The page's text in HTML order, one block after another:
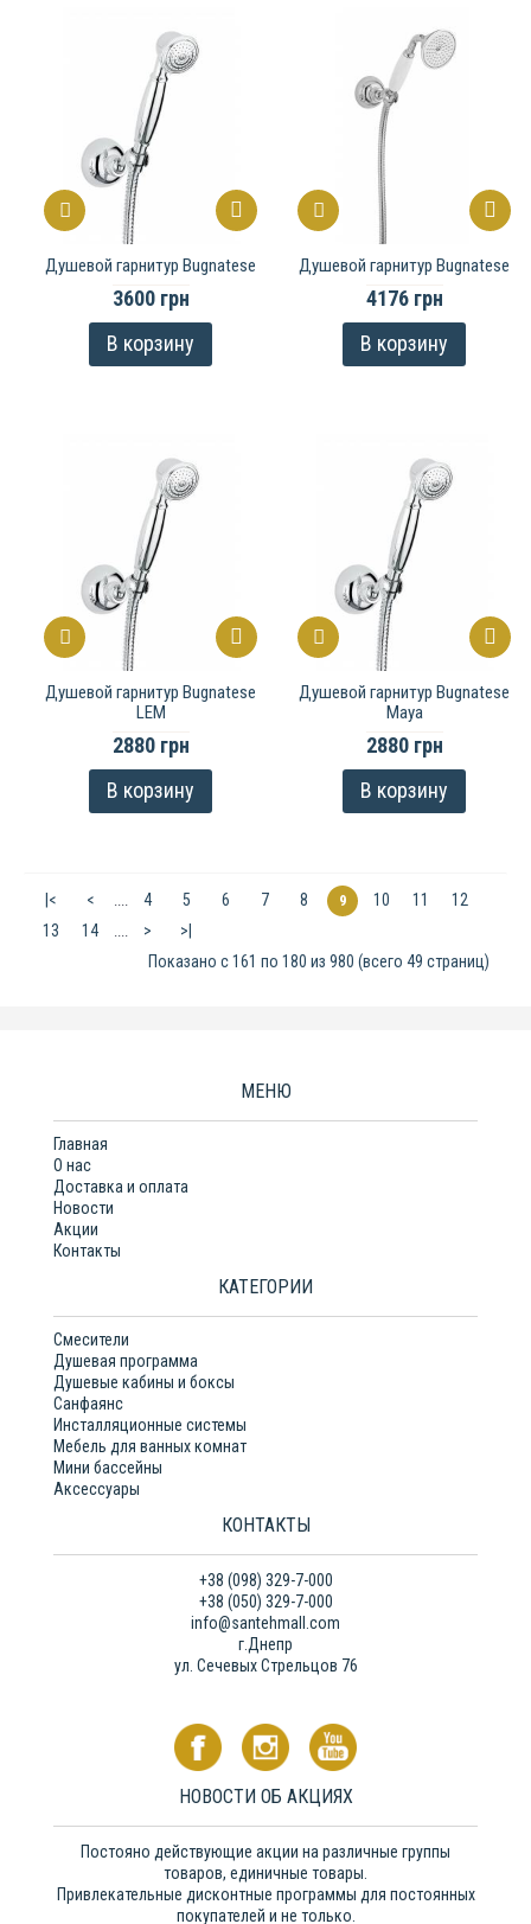
Душевой гарнитур Bugnatese
3600 грн
В корзину
Душевой гарнитур Bugnatese
4176 грн
В корзину
Душевой гарнитур Bugnatese
LEM
2880 грн
В корзину
Душевой гарнитур Bugnatese
Maya
2880 грн
В корзину
|< < 4 5 6 7 8 9 10 11
12
13
14 >
>|
Показано с 161 по 180 из 980 (всего 49 страниц)
МЕНЮ
Главная
О нас
Доставка и оплата
Новости
Акции
Контакты
КАТЕГОРИИ
Смесители
Душевая программа
Душевые кабины и боксы
Санфаянс
Инсталляционные системы
Мебель для ванных комнат
Мини бассейны
Аксессуары
КОНТАКТЫ
+38 (098) 329-7-000
+38 (050) 329-7-000
info@santehmall.com
г.Днепр
ул. Сечевых Стрельцов 76
НОВОСТИ ОБ АКЦИЯХ
Постояно действующие акции на различные группы
товаров, единичные товары.
Привлекательные дисконтные программы для постоянных
покупателей и не только.